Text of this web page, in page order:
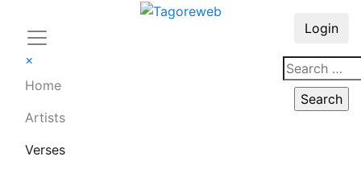
×
Home
Artists
Verses
Login